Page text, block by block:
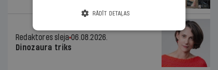
Redaktores sleja 06.08.2026.
Dinozaura triks
RĀDĪT DETAĻAS